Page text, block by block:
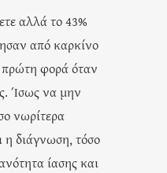
αλλά το 43%
από καρκίνο
φορά όταν
Ίσως να μην
νωρίτερα
η διάγνωση, τόσο
ίασης και